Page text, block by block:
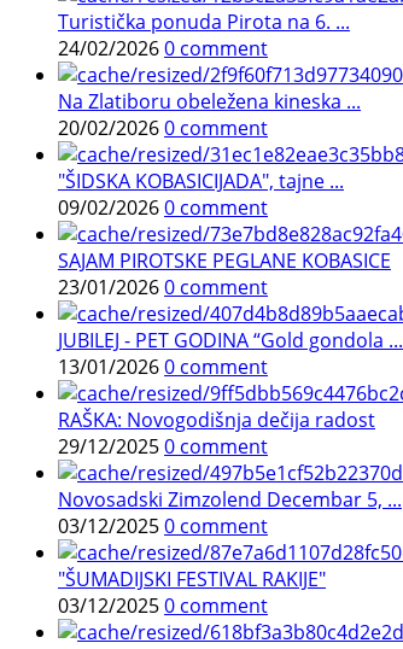
Turistička ponuda Pirota na 6. ...
24/02/20260 comment
Na Zlatiboru obeležena kineska ...
20/02/20260 comment
"ŠIDSKA KOBASICIJADA", tajne ...
09/02/20260 comment
SAJAM PIROTSKE PEGLANE KOBASICE
23/01/20260 comment
JUBILEJ - PET GODINA “Gold gondola ...
13/01/20260 comment
RAŠKA: Novogodišnja dečija radost
29/12/20250 comment
Novosadski Zimzolend Decembar 5, ...
03/12/20250 comment
"ŠUMADIJSKI FESTIVAL RAKIJE"
03/12/20250 comment